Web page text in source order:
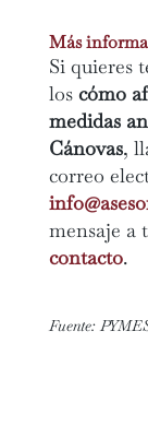
Más
Si quieres
los cómo
medidas
Cánovas,
correo
mensaje a
contacto.
Fuente: